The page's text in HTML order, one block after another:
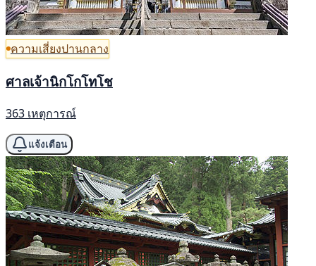
ความเสี่ยงปานกลาง
ศาลเจ้านิกโกโทโช
363 เหตุการณ์
แจ้งเตือน